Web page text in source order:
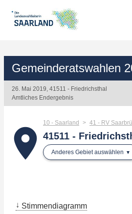
Gemeinderatswahlen
26. Mai 2019, 41511 - Friedrichsthal
Amtliches Endergebnis
place
10 - Saarland 41 - RV
41511 -
Anderes Gebiet auswählen
Stimmendiagramm